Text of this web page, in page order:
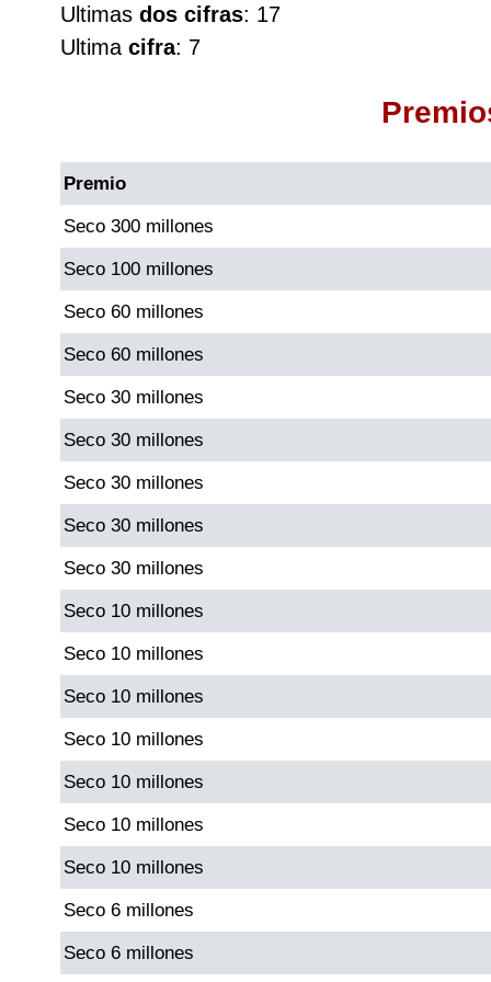
Cafeterito Tarde
Caribeña Noche
Chontico Día
Chontico Noche
Culona día
Culona noche
Dorado Mañana
Dorado Tarde
Dorado Noche
Fantástica Día
Fantástica Noche
Motilon Tarde
Motilon Noche
Ultimas dos cifras: 17
Ultima cifra: 7
Premio
Seco 300 millones
Seco 100 millones
Seco 60 millones
Seco 60 millones
Seco 30 millones
Seco 30 millones
Seco 30 millones
Seco 30 millones
Seco 30 millones
Seco 10 millones
Seco 10 millones
Seco 10 millones
Seco 10 millones
Seco 10 millones
Seco 10 millones
Seco 10 millones
Seco 6 millones
Seco 6 millones